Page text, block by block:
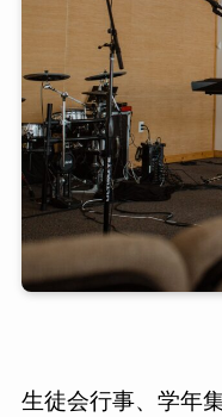
生徒会行事、学年